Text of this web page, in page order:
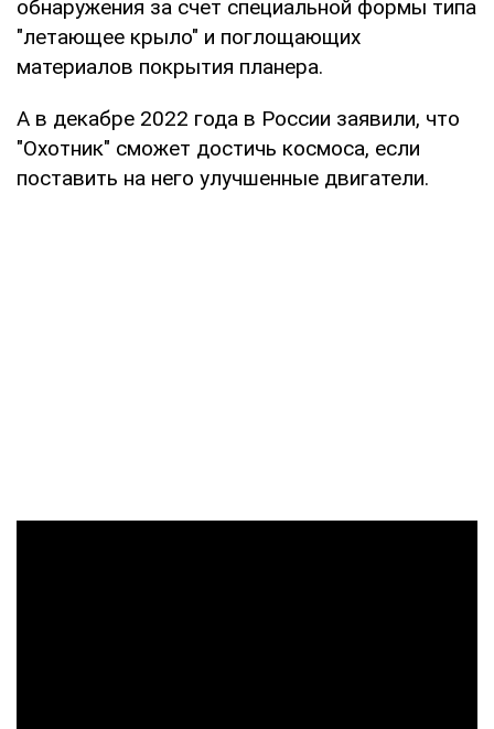
обнаружения за счет специальной формы типа
"летающее крыло" и поглощающих
материалов покрытия планера.
А в декабре 2022 года в России заявили, что
"Охотник" сможет достичь космоса, если
поставить на него улучшенные двигатели.